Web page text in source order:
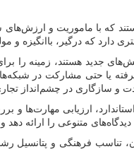
که با ماموریت و
که درگیر، باانگیزه و
جدید هستند، زمینه را برای
یا حتی مشارکت در
و سازگاری در چشم‌انداز
ارزیابی مهارت‌ها و
متنوعی را ارائه دهد و
فرهنگی و پتانسیل